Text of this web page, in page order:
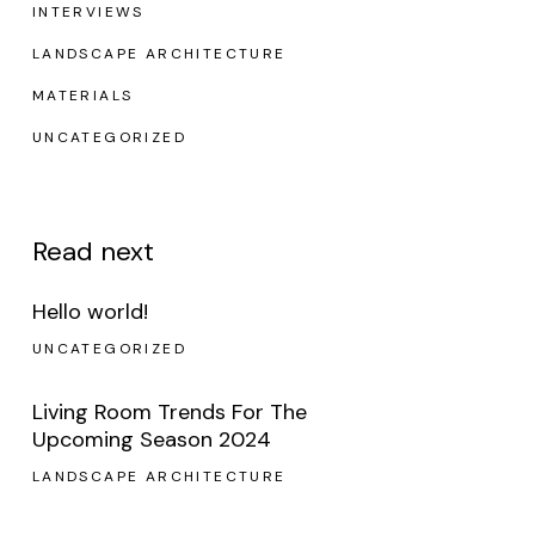
INTERVIEWS
LANDSCAPE ARCHITECTURE
MATERIALS
UNCATEGORIZED
Read next
Hello world!
UNCATEGORIZED
Living Room Trends For The
Upcoming Season 2024
LANDSCAPE ARCHITECTURE